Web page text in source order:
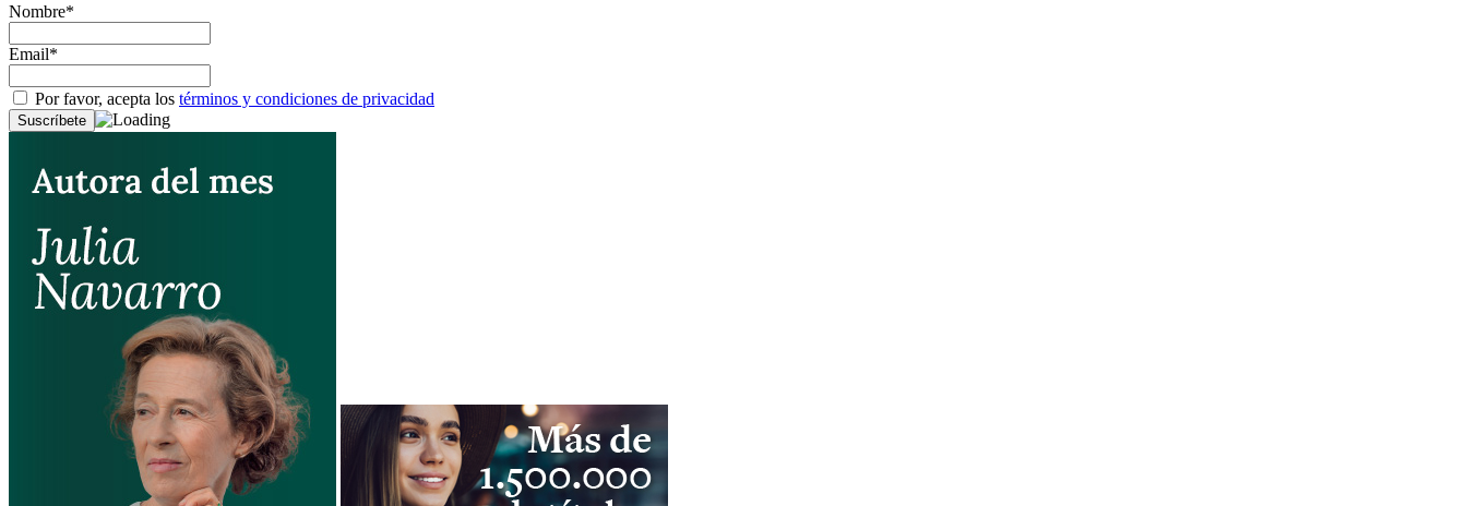
Nombre*
Email*
Por favor, acepta los términos y condiciones de privacidad